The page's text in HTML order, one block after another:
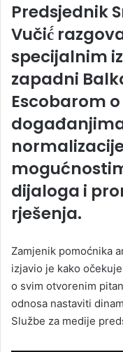
Predsjednik
Vučić́
specijalnim
zapadni
Escobarom
dijaloga i
rješenja.
Zamjenik pomoćnika
izjavio je kako
o svim otvorenim
odnosa nastaviti
Službe za medije